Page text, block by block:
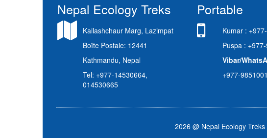
Nepal Ecology Treks
Kailashchaur Marg, Lazimpat
Boîte Postale: 12441
Kathmandu, Nepal
Tel: +977-14530664,
014530665
Portable
Kumar :
Puspa :
Vibar/
+977-
2026 @ Nepal Ecology Treks